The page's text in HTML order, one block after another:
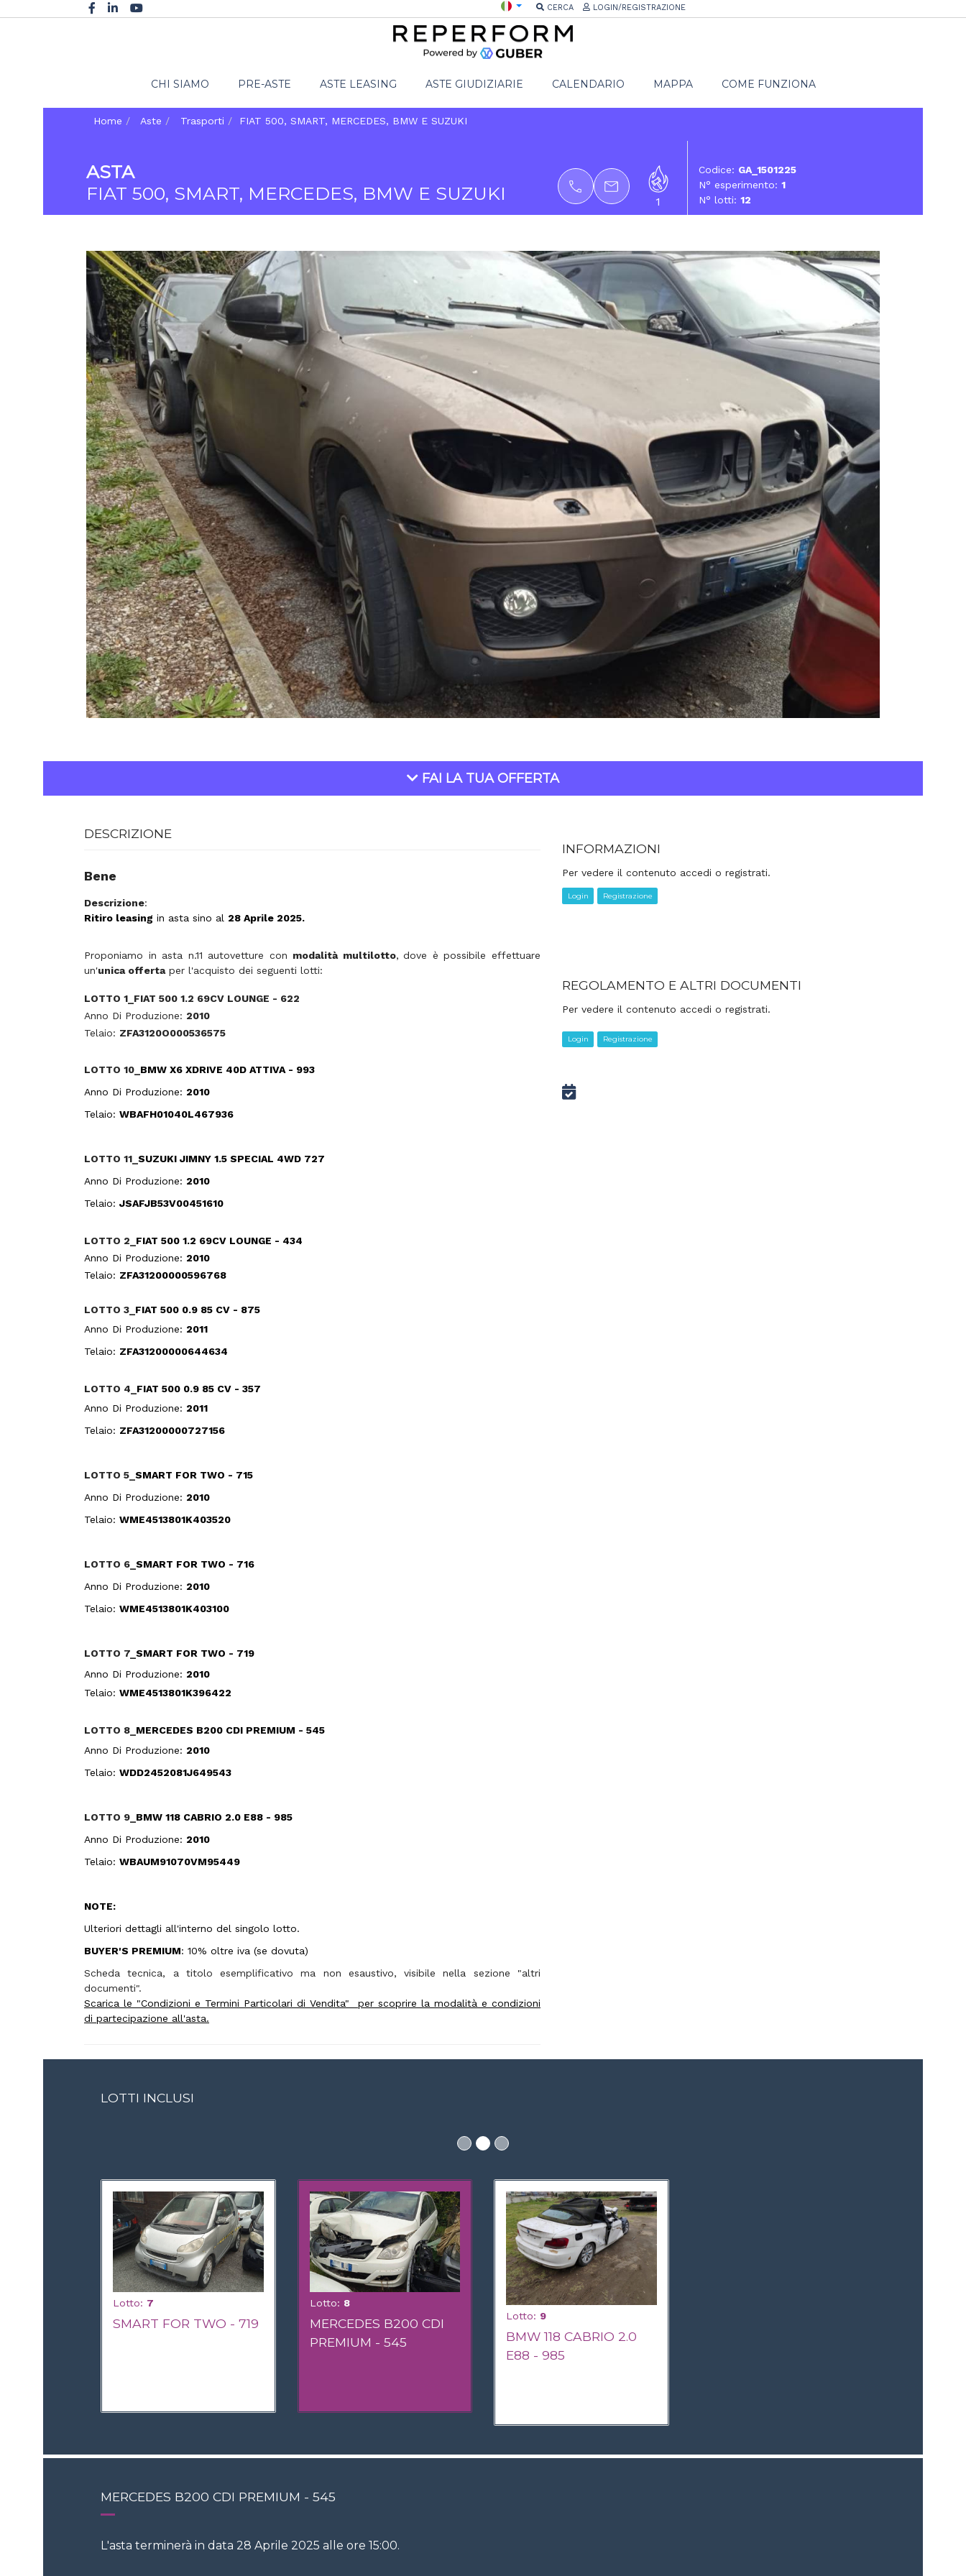
CERCA LOGIN/REGISTRAZIONE
CHI SIAMO PRE-ASTE ASTE LEASING ASTE GIUDIZIARIE CALENDARIO MAPPA COME FUNZIONA
Home Aste Trasporti FIAT 500, SMART, MERCEDES, BMW E SUZUKI
ASTA
FIAT 500, SMART, MERCEDES, BMW E SUZUKI
1
Codice: GA_1501225
N° esperimento: 1
N° lotti: 12
FAI LA TUA OFFERTA
DESCRIZIONE
Bene
Descrizione:
Ritiro leasing in asta sino al 28 Aprile 2025.
Proponiamo in asta n.11 autovetture con modalità multilotto, dove è possibile effettuare
un'unica offertaper l'acquisto dei seguenti lotti:
LOTTO 1_FIAT 500 1.2 69CV LOUNGE - 622
Anno Di Produzione: 2010
Telaio: ZFA3120O000536575
LOTTO 10_ BMW X6 XDRIVE 40D ATTIVA - 993
Anno Di Produzione: 2010
Telaio: WBAFH01040L467936
LOTTO 11_ SUZUKI JIMNY 1.5 SPECIAL 4WD 727
Anno Di Produzione: 2010
Telaio: JSAFJB53V00451610
LOTTO 2_ FIAT 500 1.2 69CV LOUNGE - 434
Anno Di Produzione: 2010
Telaio: ZFA31200000596768
LOTTO 3_ FIAT 500 0.9 85 CV - 875
Anno Di Produzione: 2011
Telaio: ZFA31200000644634
LOTTO 4_ FIAT 500 0.9 85 CV - 357
Anno Di Produzione: 2011
Telaio: ZFA31200000727156
LOTTO 5_ SMART FOR TWO - 715
Anno Di Produzione: 2010
Telaio: WME4513801K403520
LOTTO 6_ SMART FOR TWO - 716
Anno Di Produzione: 2010
Telaio: WME4513801K403100
LOTTO 7_ SMART FOR TWO - 719
Anno Di Produzione: 2010
Telaio: WME4513801K396422
LOTTO 8_ MERCEDES B200 CDI PREMIUM - 545
Anno Di Produzione: 2010
Telaio: WDD2452081J649543
LOTTO 9_ BMW 118 CABRIO 2.0 E88 - 985
Anno Di Produzione: 2010
Telaio: WBAUM91070VM95449
NOTE:
Ulteriori dettagli all'interno del singolo lotto.
BUYER'S PREMIUM: 10% oltre iva (se dovuta)
Scheda tecnica, a titolo esemplificativo ma non esaustivo, visibile nella sezione "altri
documenti".
Scarica le "Condizioni e Termini Particolari di Vendita" per scoprire la modalità e condizioni
di partecipazione all'asta.
INFORMAZIONI
Per vedere il contenuto accedi o registrati.
Login Registrazione
REGOLAMENTO E ALTRI DOCUMENTI
Per vedere il contenuto accedi o registrati.
Login Registrazione
LOTTI INCLUSI
Lotto: 7
SMART FOR TWO - 719
Lotto: 8
MERCEDES B200 CDI
PREMIUM - 545
Lotto: 9
BMW 118 CABRIO 2.0
E88 - 985
MERCEDES B200 CDI PREMIUM - 545
L'asta terminerà in data 28 Aprile 2025 alle ore 15:00.